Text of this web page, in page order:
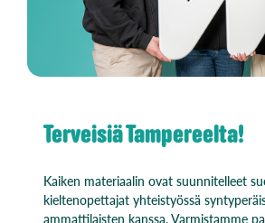
Terveisiä Tampereelta!
Kaiken materiaalin ovat suunnitelleet
kieltenopettajat yhteistyössä
ammattilaisten kanssa. Varmistamme